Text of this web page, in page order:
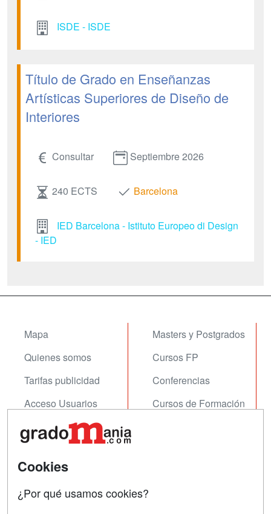
ISDE - ISDE
Título de Grado en Enseñanzas
Artísticas Superiores de Diseño de
Interiores
Consultar Septiembre 2026
240 ECTS Barcelona
IED Barcelona - Istituto Europeo di Design
- IED
Mapa
Quienes somos
Tarifas publicidad
Acceso Usuarios
Acceso Centros
Masters y Postgrados
Cursos FP
Conferencias
Cursos de Formación
Contactar
Cookies
¿Por qué usamos cookies?